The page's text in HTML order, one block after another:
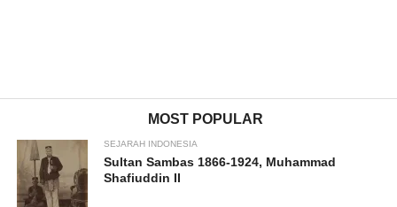
MOST POPULAR
SEJARAH INDONESIA
Sultan Sambas 1866-1924, Muhammad
Shafiuddin II